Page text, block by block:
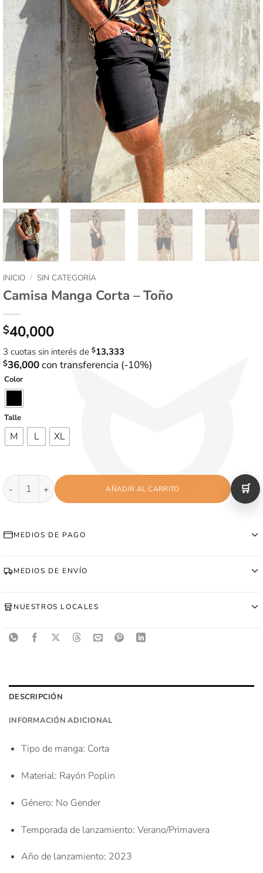
INICIO / SIN CATEGORÍA
Camisa Manga Corta – Toño
$40,000
3 cuotas sin interés de $13,333
$36,000con transferencia (-10%)
Color
Talle
M L XL
Camisa Manga Corta - Toño cantidad
AÑADIR AL CARRITO
MEDIOS DE PAGO
MEDIOS DE ENVÍO
NUESTROS LOCALES
DESCRIPCIÓN
INFORMACIÓN ADICIONAL
Tipo de manga: Corta
Material: Rayón Poplin
Género: No Gender
Temporada de lanzamiento: Verano/Primavera
Año de lanzamiento: 2023